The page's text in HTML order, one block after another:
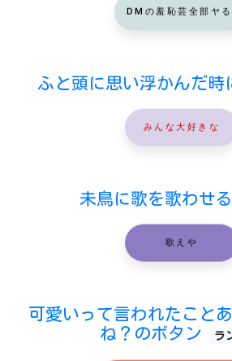
DMの羞恥芸全部ヤ
ふと頭に思い浮かんだ時
みんな大好きな
未鳥に歌を歌わせ
歌えや
可愛いって言われたこと
ね？のボタン
ラ